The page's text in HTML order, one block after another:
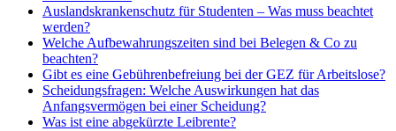
Auslandskrankenschutz für Studenten – Was muss beachtet
werden?
Welche Aufbewahrungszeiten sind bei Belegen & Co zu
beachten?
Gibt es eine Gebührenbefreiung bei der GEZ für Arbeitslose?
Scheidungsfragen: Welche Auswirkungen hat das
Anfangsvermögen bei einer Scheidung?
Was ist eine abgekürzte Leibrente?